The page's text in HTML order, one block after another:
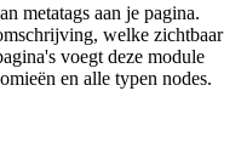
metatags aan je pagina.
welke zichtbaar
voegt deze module
en alle typen nodes.